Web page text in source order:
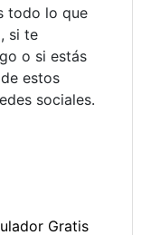
todo lo que
si te
o si estás
estos
sociales.